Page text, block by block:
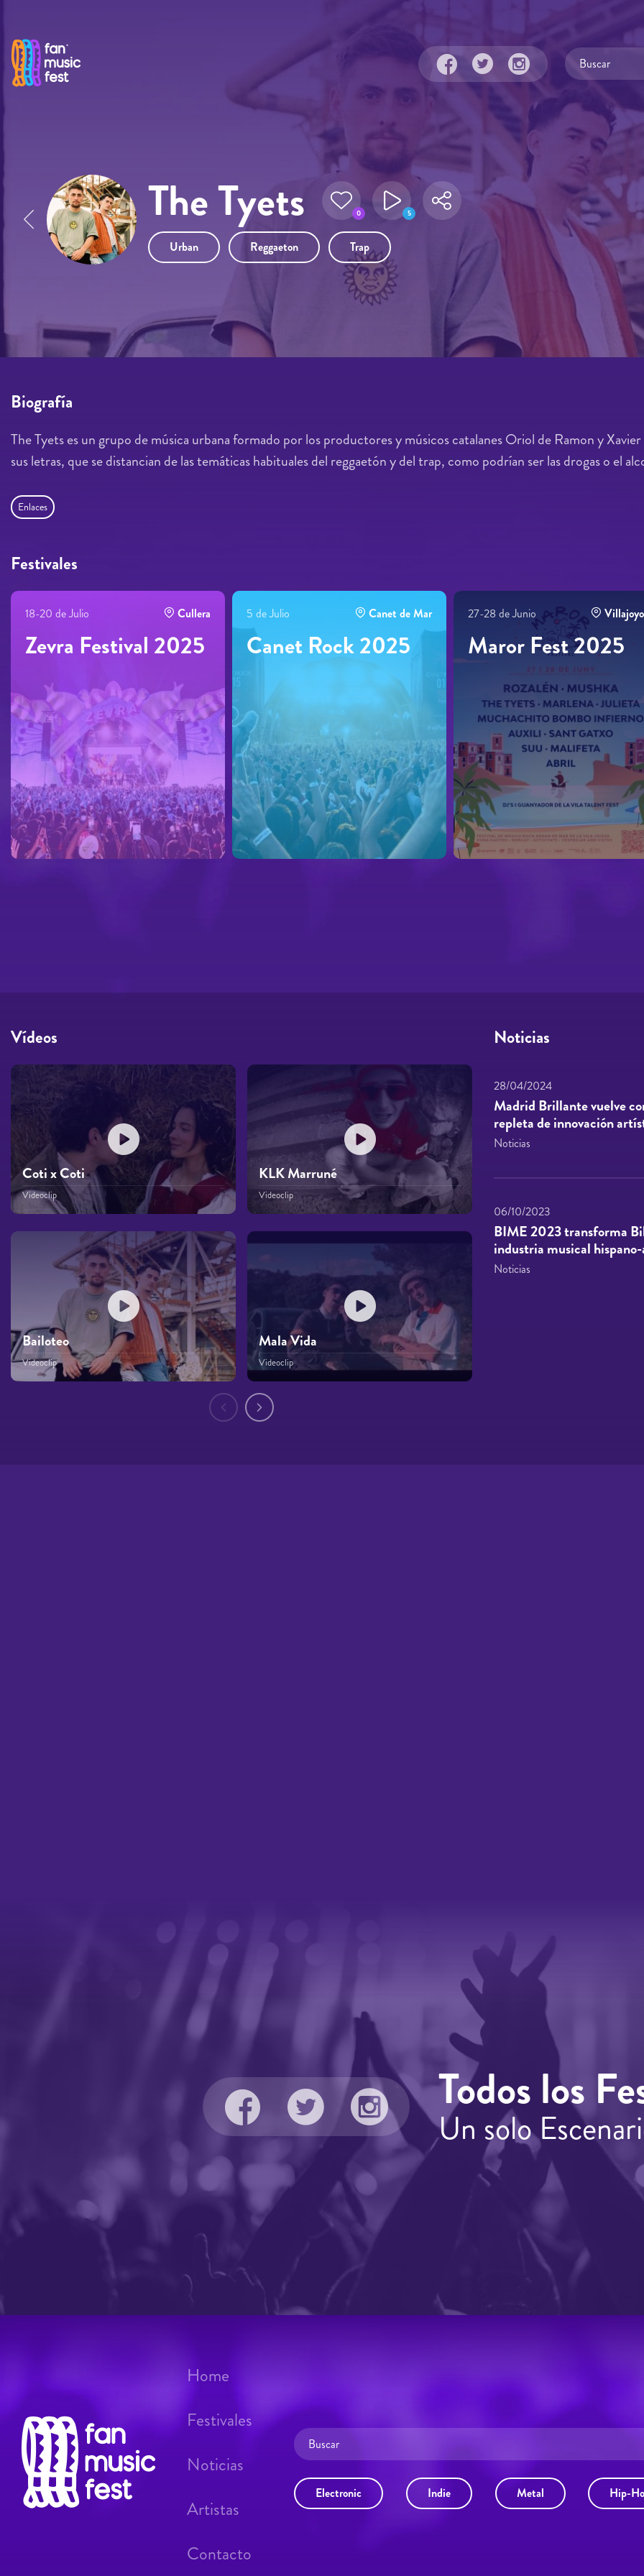
The Tyets 0 5
Urban Reggaeton Trap
Biografía
The Tyets es un grupo de música urbana formado por los productores y músicos catalanes Oriol de Ramon y
sus letras, que se distancian de las temáticas habituales del reggaetón y del trap, como podrían ser las drogas o el
Enlaces
Festivales
18-20 de Julio Cullera
Zevra Festival 2025
5 de Julio Canet de Mar
Canet Rock 2025
27-28 de Junio
Maror Fest 2025
Noticias
28/04/2024
Madrid Brillante vuelve
repleta de innovación
Noticias
06/10/2023
BIME 2023 transforma
industria musical
Noticias
Vídeos
Coti x Coti
Videoclip
KLK Marruné
Videoclip
Bailoteo
Videoclip
Mala Vida
Videoclip
Todos los
Un solo
Electronic Indie Metal Hip-
Home
Festivales
Noticias
Artistas
Contacto